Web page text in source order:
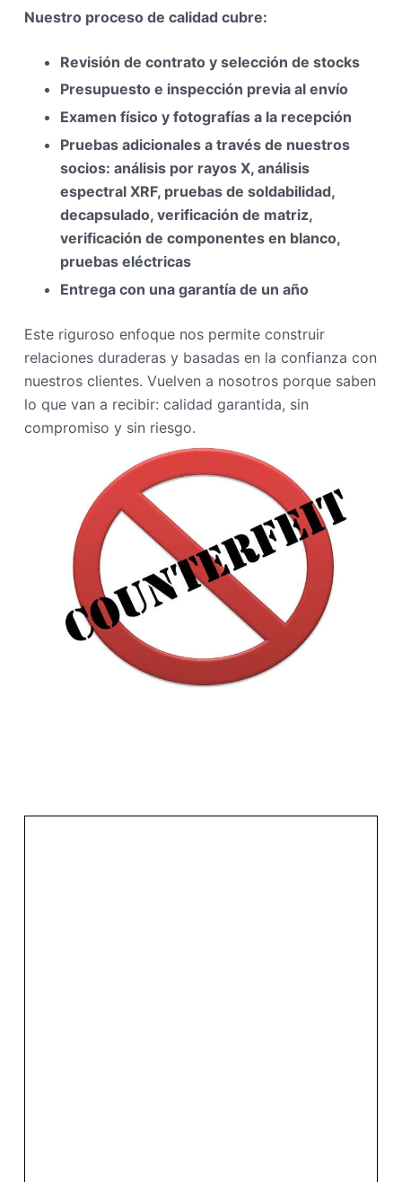
Nuestro proceso de calidad cubre:
Revisión de contrato y selección de stocks
Presupuesto e inspección previa al envío
Examen físico y fotografías a la recepción
Pruebas adicionales a través de nuestros
socios: análisis por rayos X, análisis
espectral XRF, pruebas de soldabilidad,
decapsulado, verificación de matriz,
verificación de componentes en blanco,
pruebas eléctricas
Entrega con una garantía de un año
Este riguroso enfoque nos permite construir
relaciones duraderas y basadas en la confianza con
nuestros clientes. Vuelven a nosotros porque saben
lo que van a recibir: calidad garantida, sin
compromiso y sin riesgo.